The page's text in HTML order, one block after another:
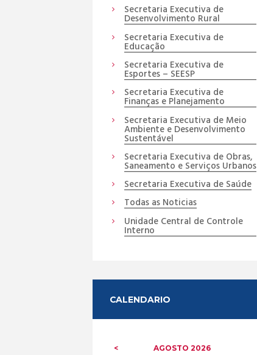
Secretaria Executiva de
Desenvolvimento Rural
Secretaria Executiva de
Educação
Secretaria Executiva de
Esportes – SEESP
Secretaria Executiva de
Finanças e Planejamento
Secretaria Executiva de Meio
Ambiente e Desenvolvimento
Sustentável
Secretaria Executiva de Obras,
Saneamento e Serviços Urbanos
Secretaria Executiva de Saúde
Todas as Noticias
Unidade Central de Controle
Interno
CALENDARIO
AGOSTO2026